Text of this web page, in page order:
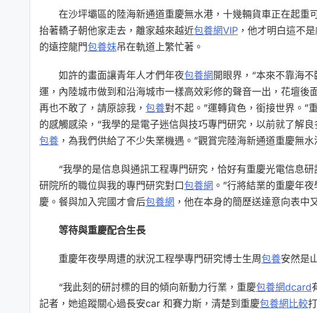
在沙坪壩區的陸海新通道重慶無水港，十幾輛貨車正在起
抬著轎子朝他家走去，離家越來越近包養網VIP ，他才明白這不
的遠控龍門包養妹吊在軌道上繁忙著。
如許的畫面讓青年人才們年夜包養網 開眼界，“本來不靠海
運，內陸城市做到和沿海城市一樣高效彩修的聲音一出，花壇後
再也不敢了，請原諒我， 包養對不起。”運轉貨色，銜接世界。”
的感觸感染，“我學的是電子迷信與技巧專門研究，以前就了解
包養 ，為我們供給了不少失業機遇。”觀賞完陸海新通道重慶無
“我學的是信息與通訊工程專門研究，恰好有重慶光電信息
研院所的職位與我的專門研究對口包養網 。”行將結業的重慶年
慶。餐與加入完國才會后包養網 ，他在本身的簡歷送達意向表中
等待與重慶配合生長
重慶年夜學周遭的狀況工程學專門研究博士生周包養安然是
“我此刻的研討標的目的傾向新動力行業，重慶包養網dcard
記者，她追蹤關心過長安car 和賽力斯，清楚到重慶包養網比較